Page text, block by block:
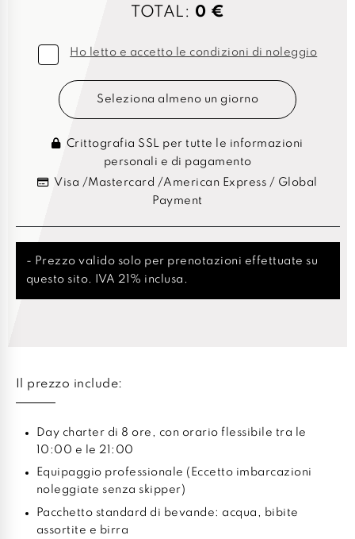
TOTAL: 0 €
Ho letto e accetto le condizioni di noleggio
Seleziona almeno un giorno
Crittografia SSL per tutte le informazioni
personali e di pagamento
Visa /Mastercard /American Express / Global
Payment
- Prezzo valido solo per prenotazioni effettuate su
questo sito. IVA 21% inclusa.
Il prezzo include:
Day charter di 8 ore, con orario flessibile tra le
10:00 e le 21:00
Equipaggio professionale (Eccetto imbarcazioni
noleggiate senza skipper)
Pacchetto standard di bevande: acqua, bibite
assortite e birra